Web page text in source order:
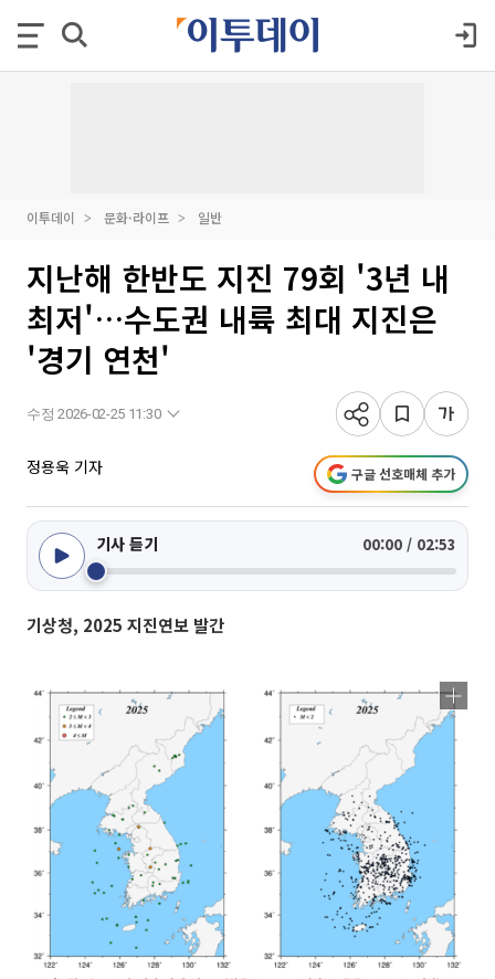
이투데이 문화·라이프 일반
지난해 한반도 지진 79회 '3년 내
최저'…수도권 내륙 최대 지진은
'경기 연천'
수정 2026-02-25 11:30
정용욱 기자 구글 선호매체 추가
기사 듣기 00:00 / 02:53
기상청, 2025 지진연보 발간